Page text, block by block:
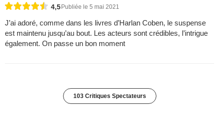
4,5Publiée le 5 mai 2021
J’ai adoré, comme dans les livres d’Harlan Coben, le suspense
est maintenu jusqu’au bout. Les acteurs sont crédibles, l’intrigue
également. On passe un bon moment
103 Critiques Spectateurs